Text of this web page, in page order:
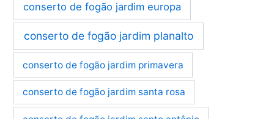
conserto de fogão jardim europa
conserto de fogão jardim planalto
conserto de fogão jardim primavera
conserto de fogão jardim santa rosa